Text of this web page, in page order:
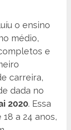
o ensino
médio,
e
carreira,
dada no
2020. Essa
a 24 anos,